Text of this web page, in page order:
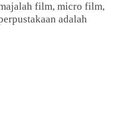
film, micro film,
adalah